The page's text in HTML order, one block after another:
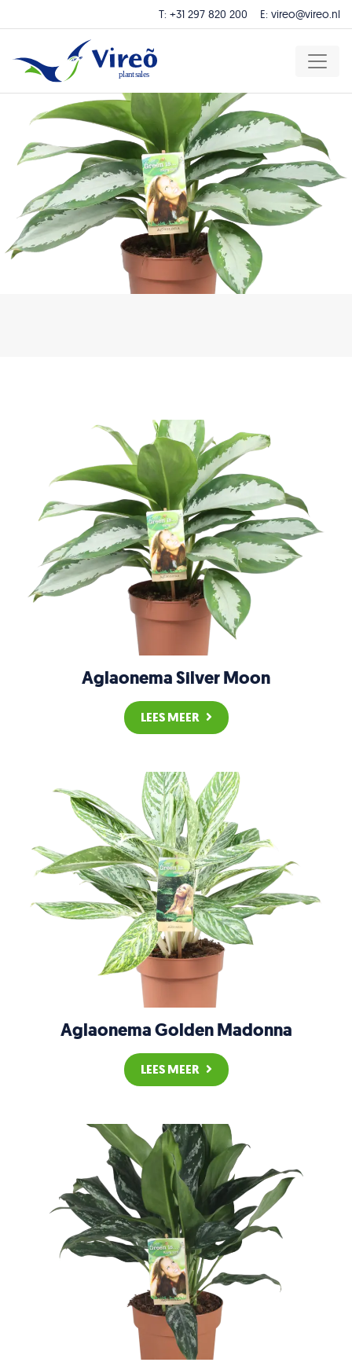
T: +31 297 820 200 E: vireo@vireo.nl
Aglaonema Silver Moon
LEES MEER
Aglaonema Golden Madonna
LEES MEER